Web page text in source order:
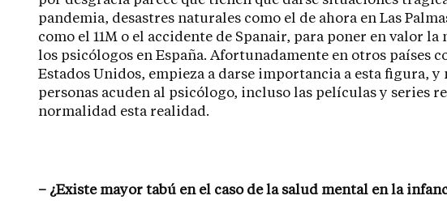
pandemia, desastres naturales como el de ahora en Las
como el 11M o el accidente de Spanair, para poner en valor la
los psicólogos en España. Afortunadamente en otros países
Estados Unidos, empieza a darse importancia a esta figura, y
personas acuden al psicólogo, incluso las películas y series
normalidad esta realidad.
– ¿Existe mayor tabú en el caso de la salud mental en la